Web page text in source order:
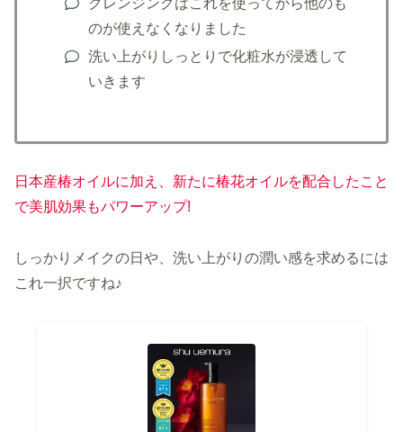
のが使えなくなりました
洗い上がりしっとりで化粧水が浸透して
いきます
日本産椿オイルに加え、新たに椿花オイルを配合したこと
で美肌効果もパワーアップ!
しっかりメイクの日や、洗い上がりの潤い感を求めるには
これ一択ですね♪